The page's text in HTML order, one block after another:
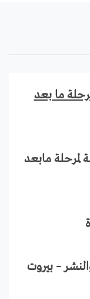
ما بعد
لمرحلة مابعد
– بيروت